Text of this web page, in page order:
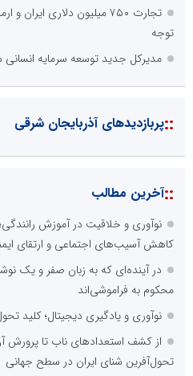
تجارت ۷۵۰ میلیون دلاری
توجه
مدیرکل جدید توسعه سرمایه
::پربازدیدهای آذربایجان شرقی
::آخرین مطالب
نوآوری و خلاقیت در آموزش
کاهش آسیب‌های اجتماعی و ارتقای
در آینده‌ای که به زبان صفر و یک
محکوم به فراموشی‌اند
نوآوری و یادگیری دیجیتال؛ کلید
از کشف استعدادهای ناب تا پرورش
تحول‌آفرین شنای ایران در سطح جهانی